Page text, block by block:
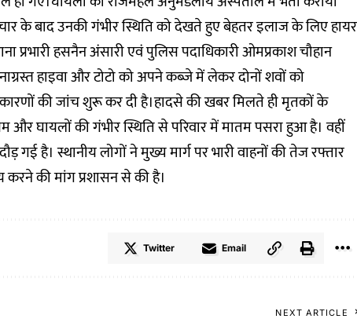
के बाद उनकी गंभीर स्थिति को देखते हुए बेहतर इलाज के लिए हायर
प्रभारी हसनैन अंसारी एवं पुलिस पदाधिकारी ओमप्रकाश चौहान
हाइवा और टोटो को अपने कब्जे में लेकर दोनों शवों को
कारणों की जांच शुरू कर दी है।हादसे की खबर मिलते ही मृतकों के
घायलों की गंभीर स्थिति से परिवार में मातम पसरा हुआ है। वहीं
है। स्थानीय लोगों ने मुख्य मार्ग पर भारी वाहनों की तेज रफ्तार
की मांग प्रशासन से की है।
Twitter Email
NEXT ARTICLE